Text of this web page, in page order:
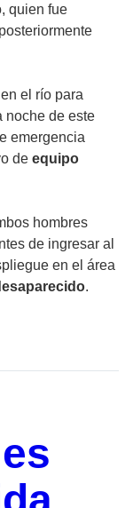
quien fue
el río para
noche de este
emergencia
de equipo
hombres
de ingresar al
en el área
.